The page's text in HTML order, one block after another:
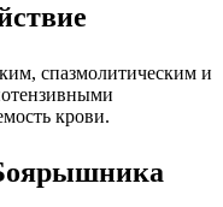
спазмолитическим и
крови.